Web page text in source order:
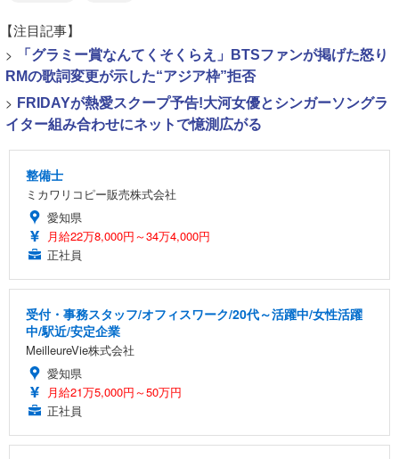
【注目記事】
>
「グラミー賞なんてくそくらえ」BTSファンが掲げた怒り
RMの歌詞変更が示した“アジア枠”拒否
> FRIDAYが熱愛スクープ予告!大河女優とシンガーソングラ
イター組み合わせにネットで憶測広がる
整備士
ミカワリコピー販売株式会社
愛知県
月給22万8,000円～34万4,000円
正社員
受付・事務スタッフ/オフィスワーク/20代～活躍中/女性活躍
中/駅近/安定企業
MeilleureVie株式会社
愛知県
月給21万5,000円～50万円
正社員